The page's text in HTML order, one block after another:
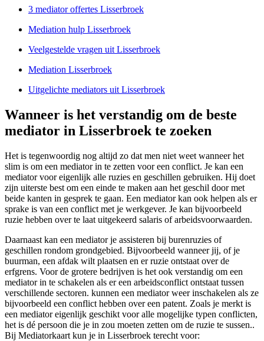
3 mediator offertes Lisserbroek
Mediation hulp Lisserbroek
Veelgestelde vragen uit Lisserbroek
Mediation Lisserbroek
Uitgelichte mediators uit Lisserbroek
Wanneer is het verstandig om de beste
mediator in Lisserbroek te zoeken
Het is tegenwoordig nog altijd zo dat men niet weet wanneer het
slim is om een mediator in te zetten voor een conflict. Je kan een
mediator voor eigenlijk alle ruzies en geschillen gebruiken. Hij doet
zijn uiterste best om een einde te maken aan het geschil door met
beide kanten in gesprek te gaan. Een mediator kan ook helpen als er
sprake is van een conflict met je werkgever. Je kan bijvoorbeeld
ruzie hebben over te laat uitgekeerd salaris of arbeidsvoorwaarden.
Daarnaast kan een mediator je assisteren bij burenruzies of
geschillen rondom grondgebied. Bijvoorbeeld wanneer jij, of je
buurman, een afdak wilt plaatsen en er ruzie ontstaat over de
erfgrens. Voor de grotere bedrijven is het ook verstandig om een
mediator in te schakelen als er een arbeidsconflict ontstaat tussen
verschillende sectoren. kunnen een mediator weer inschakelen als ze
bijvoorbeeld een conflict hebben over een patent. Zoals je merkt is
een mediator eigenlijk geschikt voor alle mogelijke typen conflicten,
het is dé persoon die je in zou moeten zetten om de ruzie te sussen..
Bij Mediatorkaart kun je in Lisserbroek terecht voor: